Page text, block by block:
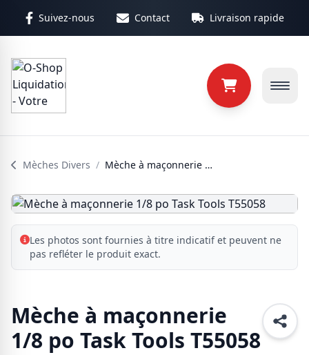
Suivez-nous Contact Livraison rapide
Mèches Divers / Mèche à maçonnerie 1/8 po Task Tools T55058
Les photos sont fournies à titre indicatif et peuvent ne
pas refléter le produit exact.
Mèche à maçonnerie
1/8 po Task Tools T55058